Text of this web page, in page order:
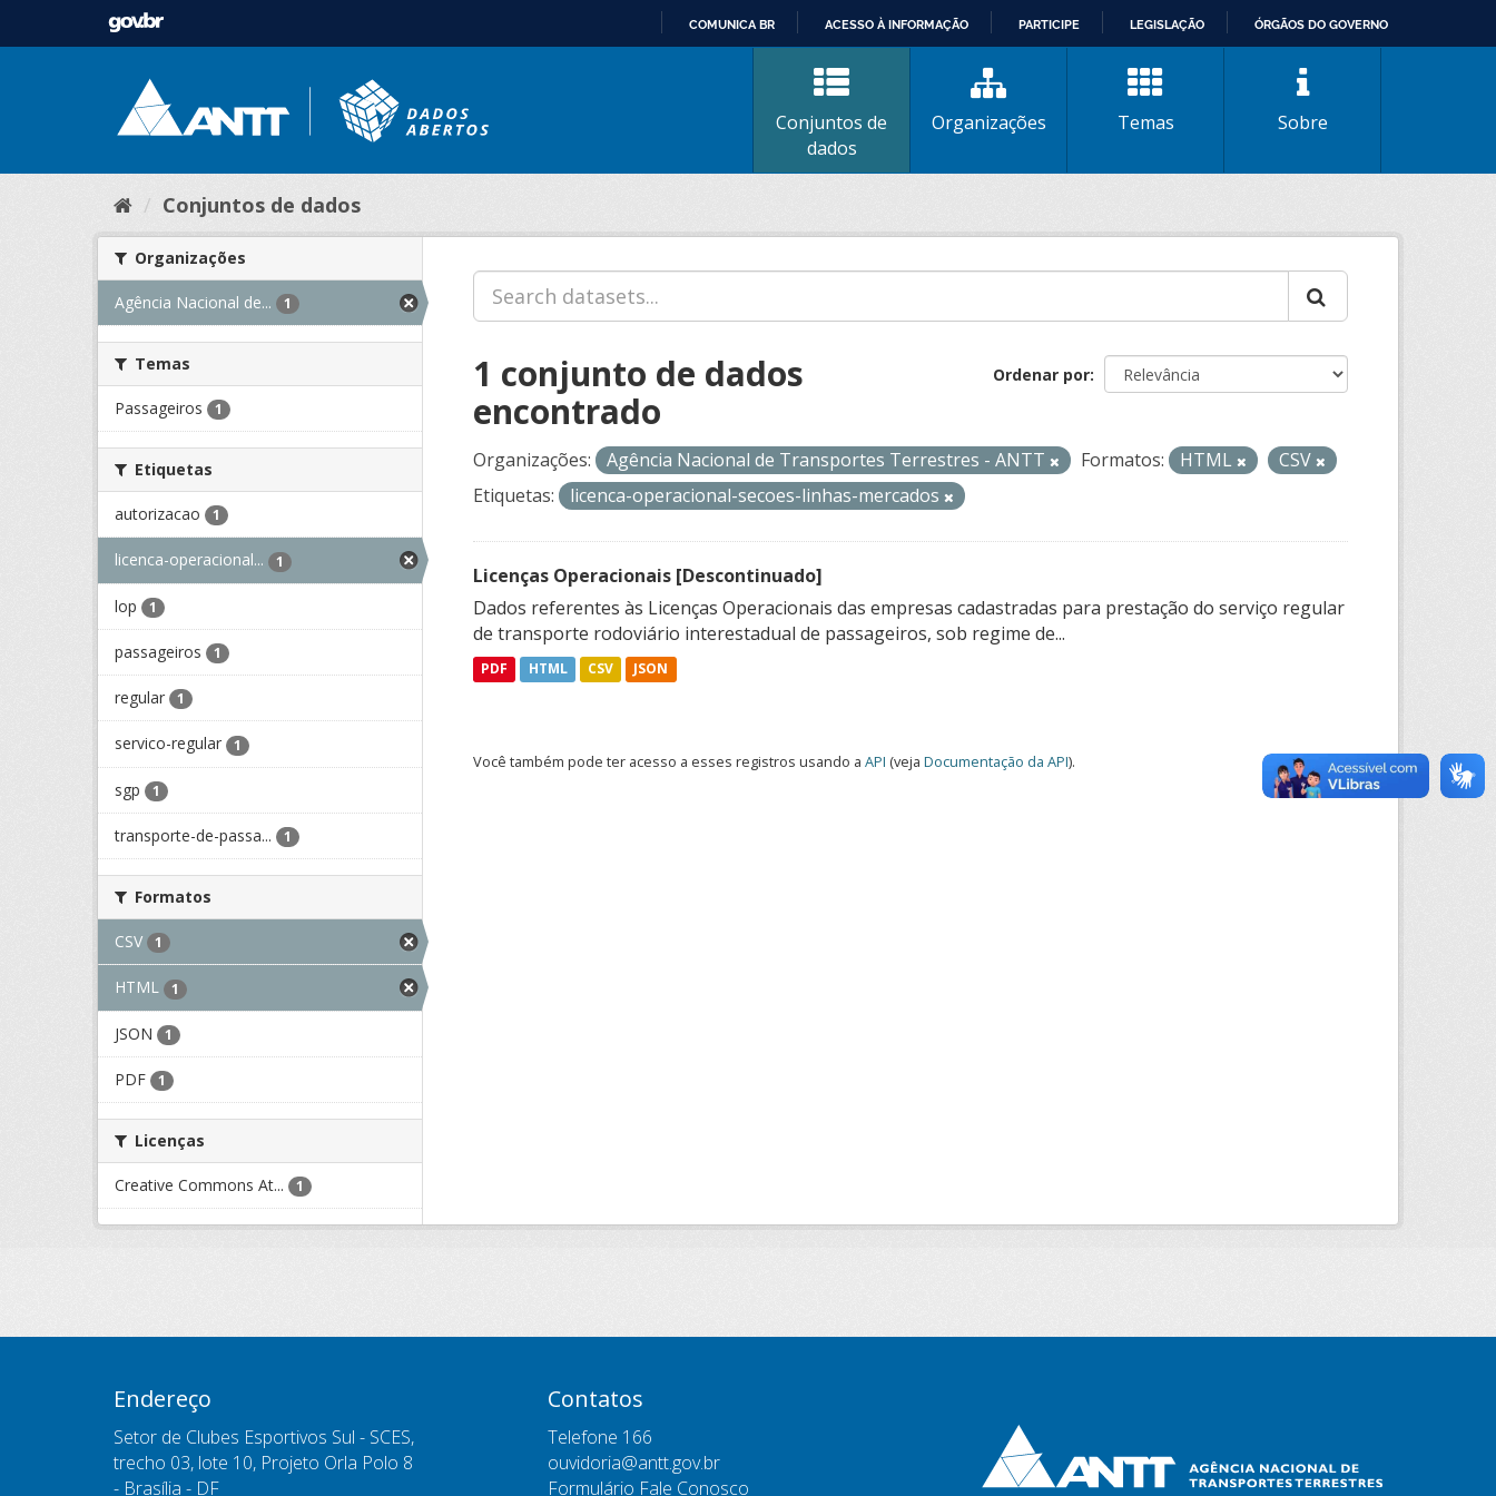
CONTEÚDO
COMUNICA BR ACESSO À INFORMAÇÃO PARTICIPE LEGISLAÇÃO ÓRGÃOS DO GOVERNO
Conjuntos de
dados
Organizações Temas Sobre
Conjuntos de dados
Organizações
Agência Nacional de... 1
Temas
Passageiros 1
Etiquetas
autorizacao 1
licenca-operacional... 1
lop 1
passageiros 1
regular 1
servico-regular 1
sgp 1
transporte-de-passa... 1
Formatos
CSV 1
HTML 1
JSON 1
PDF 1
Licenças
Creative Commons At... 1
Ordenar por
1 conjunto de dados
encontrado
Organizações: Agência Nacional de Transportes Terrestres - ANTT Formatos: HTML
CSV
Etiquetas:
licenca-operacional-secoes-linhas-mercados
Licenças Operacionais [Descontinuado]
Dados referentes às Licenças Operacionais das empresas cadastradas para prestação do serviço regular
de transporte rodoviário interestadual de passageiros, sob regime de...
PDF HTML CSV JSON
Você também pode ter acesso a esses registros usando a API (veja Documentação da API).
Endereço
Setor de Clubes Esportivos Sul - SCES,
trecho 03, lote 10, Projeto Orla Polo 8
- Brasília - DF
Contatos
Telefone 166
ouvidoria@antt.gov.br
Formulário Fale Conosco